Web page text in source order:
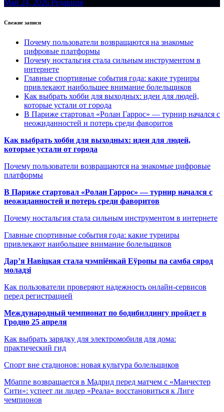
Май 24, 2026 Редакция
Свежие записи
Почему пользователи возвращаются на знакомые
цифровые платформы
Почему ностальгия стала сильным инструментом в
интернете
Главные спортивные события года: какие турниры
привлекают наибольшее внимание болельщиков
Как выбрать хобби для выходных: идеи для людей,
которые устали от города
В Париже стартовал «Ролан Гаррос» — турнир начался с
неожиданностей и потерь среди фаворитов
Как выбрать хобби для выходных: идеи для людей,
которые устали от города
Почему пользователи возвращаются на знакомые цифровые
платформы
В Париже стартовал «Ролан Гаррос» — турнир начался с
неожиданностей и потерь среди фаворитов
Почему ностальгия стала сильным инструментом в интернете
Главные спортивные события года: какие турниры
привлекают наибольшее внимание болельщиков
Дар’я Навіцкая стала чэмпіёнкай Еўропы па самба сярод
моладзі
Как пользователи проверяют надежность онлайн-сервисов
перед регистрацией
Международный чемпионат по бодибилдингу пройдет в
Гродно 25 апреля
Как выбрать зарядку для электромобиля для дома:
практический гид
Спорт вне стадионов: новая культура болельщиков
Мбаппе возвращается в Мадрид перед матчем с «Манчестер
Сити»: успеет ли лидер «Реала» восстановиться к Лиге
чемпионов